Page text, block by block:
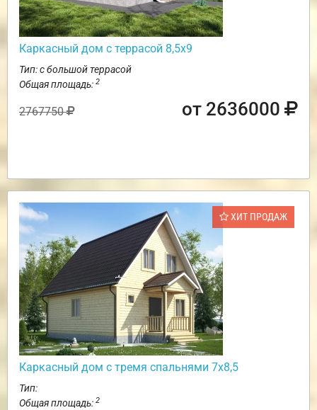
Каркасный дом с террасой 8,5х9
Тип: с большой террасой
Общая площадь: 2
2767750 от 2636000
ХИТ ПРОДАЖ
Каркасный дом с тремя спальнями 7х8,5
Тип:
Общая площадь: 2